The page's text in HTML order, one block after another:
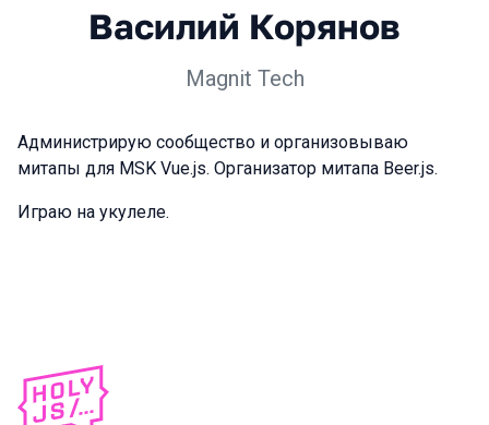
Василий Корянов
Magnit Tech
Администрирую сообщество и организовываю
митапы для MSK Vue.js. Организатор митапа Beer.js.
Играю на укулеле.